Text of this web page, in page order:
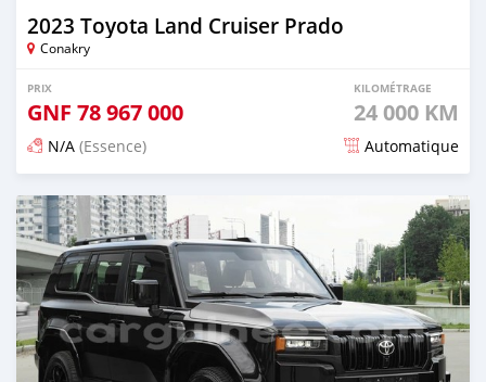
2023 Toyota Land Cruiser Prado
Conakry
PRIX
GNF 78 967 000
KILOMÉTRAGE
24 000 KM
N/A (Essence) Automatique
Publié il y a 13 jours